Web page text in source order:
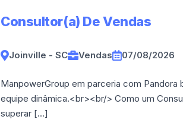
Consultor(a) De Vendas
Joinville - SC Vendas 07/08/2026
ManpowerGroup em parceria com Pandora
equipe dinâmica.<br><br/> Como um
superar [...]